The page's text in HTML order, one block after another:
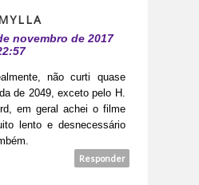
novembro de 2017
não curti quase
de 2049, exceto pelo H.
em geral achei o filme
lento e desnecessário
Responder